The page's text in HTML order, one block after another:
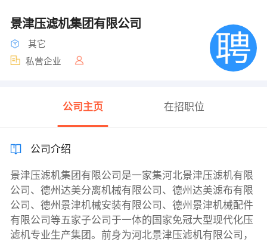
景津压滤机集团有限公司
其它
私营企业
公司主页 在招职位
公司介绍
景津压滤机集团有限公司是一家集河北景津压滤机有限
公司、德州达美分离机械有限公司、德州达美滤布有限
公司、德州景津机械安装有限公司、德州景津机械配件
有限公司等五家子公司于一体的国家免冠大型现代化压
滤机专业生产集团。前身为河北景津压滤机有限公司，